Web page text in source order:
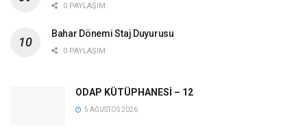
0 PAYLAŞIM
Bahar Dönemi Staj Duyurusu
0 PAYLAŞIM
ODAP KÜTÜPHANESİ – 12
5 AĞUSTOS 2026